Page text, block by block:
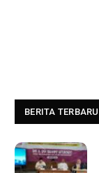
BERITA TERBARU